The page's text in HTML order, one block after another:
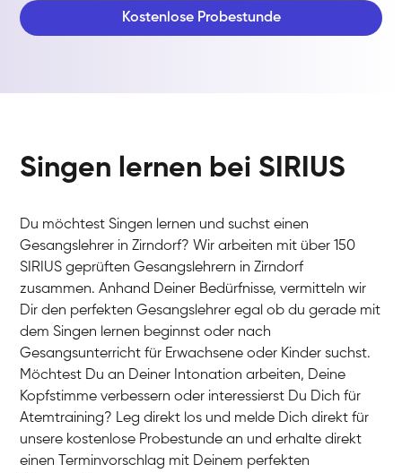
Kostenlose Probestunde
Singen lernen bei SIRIUS
Du möchtest Singen lernen und suchst einen
Gesangslehrer in Zirndorf? Wir arbeiten mit über 150
SIRIUS geprüften Gesangslehrern in Zirndorf
zusammen. Anhand Deiner Bedürfnisse, vermitteln wir
Dir den perfekten Gesangslehrer egal ob du gerade mit
dem Singen lernen beginnst oder nach
Gesangsunterricht für Erwachsene oder Kinder suchst.
Möchtest Du an Deiner Intonation arbeiten, Deine
Kopfstimme verbessern oder interessierst Du Dich für
Atemtraining? Leg direkt los und melde Dich direkt für
unsere kostenlose Probestunde an und erhalte direkt
einen Terminvorschlag mit Deinem perfekten